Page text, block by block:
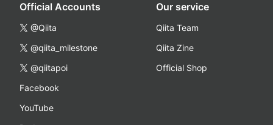
Official Accounts
@Qiita
@qiita_milestone
@qiitapoi
Facebook
YouTube
Our service
Qiita Team
Qiita Zine
Official Shop